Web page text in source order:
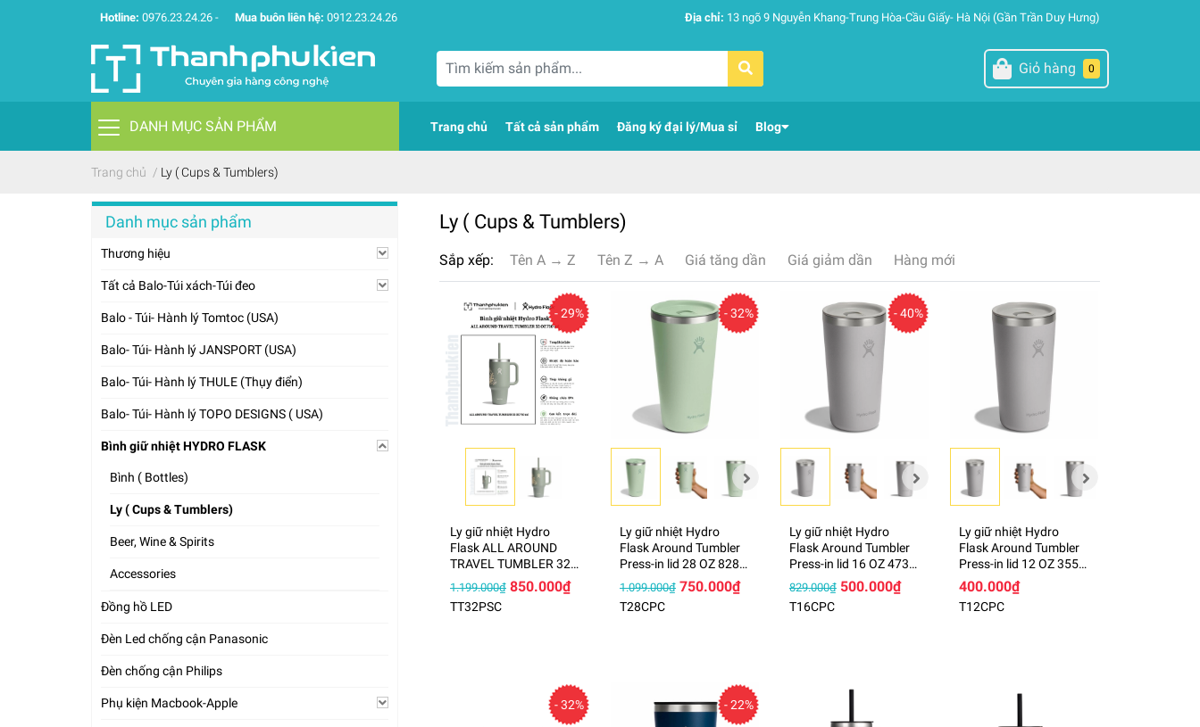
Hotline: 0976.23.24.26 - Mua buôn liên hệ: 0912.23.24.26 Địa chỉ: 13 ngõ 9 Nguyễn Khang-Trung Hòa-Cầu Giấy- Hà Nội (Gần Trần Duy Hưng)
Giỏ hàng 0
DANH MỤC SẢN PHẨM Trang chủ Tất cả sản phẩm Đăng ký đại lý/Mua sỉ Blog
Trang chủ / Ly ( Cups & Tumblers)
Ly ( Cups & Tumblers)
Sắp xếp: Tên A → Z Tên Z → A Giá tăng dần Giá giảm dần Hàng mới
- 29%
Ly giữ nhiệt Hydro
Flask ALL AROUND
TRAVEL TUMBLER 32
OZ 946 ml – TT32PSC
1.199.000₫ 850.000₫
TT32PSC
- 32%
Ly giữ nhiệt Hydro
Flask Around Tumbler
Press-in lid 28 OZ 828
ml – T28CPC
1.099.000₫ 750.000₫
T28CPC
- 40%
Ly giữ nhiệt Hydro
Flask Around Tumbler
Press-in lid 16 OZ 473
ml – T16CPC
829.000₫ 500.000₫
T16CPC
Ly giữ nhiệt Hydro
Flask Around Tumbler
Press-in lid 12 OZ 355
ml – T12CPC
400.000₫
T12CPC
- 32% - 22%
Danh mục sản phẩm
Thương hiệu
Tất cả Balo-Túi xách-Túi đeo
Balo - Túi- Hành lý Tomtoc (USA)
Balo- Túi- Hành lý JANSPORT (USA)
Balo- Túi- Hành lý THULE (Thụy điển)
Balo- Túi- Hành lý TOPO DESIGNS ( USA)
Bình giữ nhiệt HYDRO FLASK
Bình ( Bottles)
Ly ( Cups & Tumblers)
Beer, Wine & Spirits
Accessories
Đồng hồ LED
Đèn Led chống cận Panasonic
Đèn chống cận Philips
Phụ kiện Macbook-Apple